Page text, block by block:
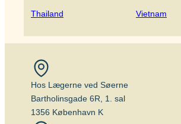
Thailand Vietnam
Hos Lægerne ved Søerne
Bartholinsgade 6R, 1. sal
1356 København K